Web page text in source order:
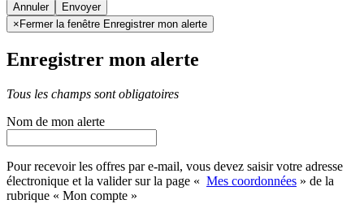
Annuler
× Fermer la fenêtre Enregistrer mon alerte
Enregistrer mon alerte
Tous les champs sont obligatoires
Nom de mon alerte
Pour recevoir les offres par e-mail, vous devez saisir votre adresse
électronique et la valider sur la page « Mes coordonnées » de la
rubrique « Mon compte »